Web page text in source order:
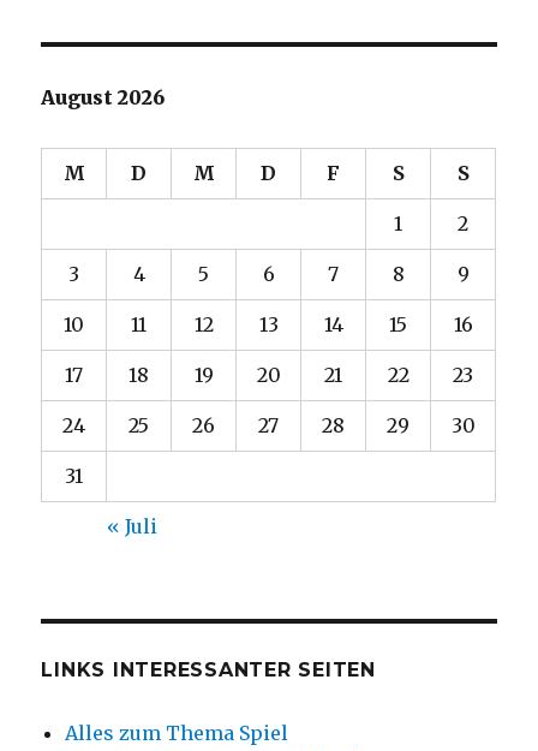
August 2026
M D M D F S S
1 2
3 4 5 6 7 8 9
10 11 12 13 14 15 16
17 18 19 20 21 22 23
24 25 26 27 28 29 30
31
« Juli
LINKS INTERESSANTER SEITEN
Alles zum Thema Spiel